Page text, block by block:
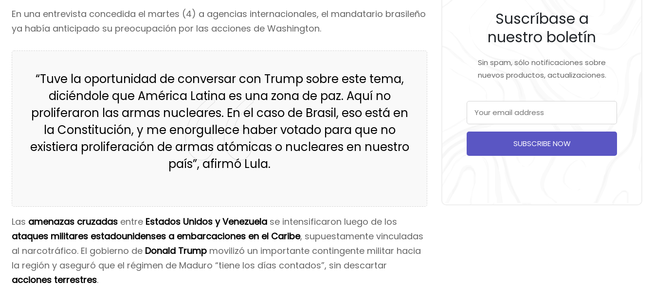
En una entrevista concedida el martes (4) a agencias internacionales, el mandatario brasileño
ya había anticipado su preocupación por las acciones de Washington.
“Tuve la oportunidad de conversar con Trump sobre este tema,
diciéndole que América Latina es una zona de paz. Aquí no
proliferaron las armas nucleares. En el caso de Brasil, eso está en
la Constitución, y me enorgullece haber votado para que no
existiera proliferación de armas atómicas o nucleares en nuestro
país”, afirmó Lula.
Las amenazas cruzadas entre Estados Unidos y Venezuela se intensificaron luego de los
ataques militares estadounidenses a embarcaciones en el Caribe, supuestamente vinculadas
al narcotráfico. El gobierno de Donald Trump movilizó un importante contingente militar hacia
la región y aseguró que el régimen de Maduro “tiene los días contados”, sin descartar
acciones terrestres.
Suscríbase a
nuestro boletín
Sin spam, sólo notificaciones sobre
nuevos productos, actualizaciones.
SUBSCRIBE NOW